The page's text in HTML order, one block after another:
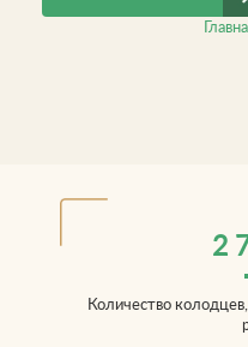
2
Количество